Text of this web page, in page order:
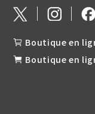
Boutique en
Boutique en